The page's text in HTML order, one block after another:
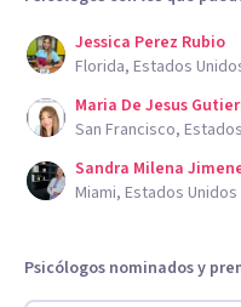
Jessica Perez Rubio
Florida, Estados
Maria De Jesus
San Francisco,
Sandra Milena
Miami, Estados
Psicólogos nominados y